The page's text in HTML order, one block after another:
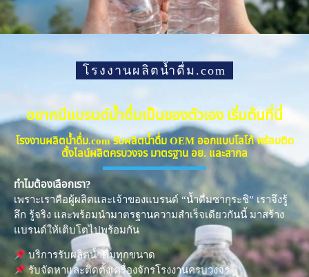
โรงงานผลิตน้ำดื่ม.com
อยากมีแบรนด์น้ำดื่มเป็นของตัวเอง เริ่มต้นที่นี่
โรงงานผลิตน้ำดื่ม.com รับผลิตน้ำดื่ม OEM ออกแบบโลโก้ พร้อมติด
ตั้งไลน์ผลิตครบวงจร มาตรฐาน อย. และสากล
ทำไมต้องเลือกเรา?
เพราะเราคือผู้ผลิตและเจ้าของแบรนด์ “น้ำดื่มซากุระชิ” เราจึงรู้
ลึก รู้จริง และพร้อมนำมาตรฐานความสำเร็จเดียวกันนี้ มาสร้าง
แบรนด์ให้เติบโตไปพร้อมกัน
บริการรับผลิตน้ำดื่มทุกขนาด
รับจัดหาและติดตั้งเครื่องจักรโรงงานครบวงจร